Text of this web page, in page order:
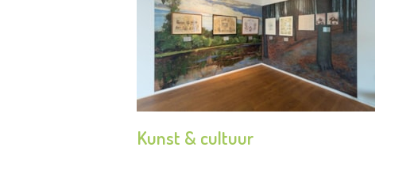
Kunst & cultuur